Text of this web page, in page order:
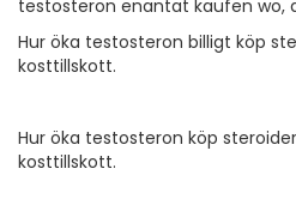
testosteron enantat kaufen wo,
Hur öka testosteron billigt köp
kosttillskott.
Hur öka testosteron köp
kosttillskott.